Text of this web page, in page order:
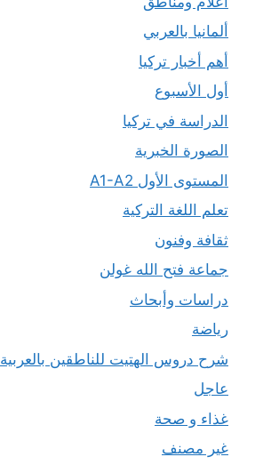
ألمانيا بالعربي
أهم أخبار تركيا
أول الأسبوع
الدراسة في تركيا
الصورة الخبرية
المستوى الأول A1-A2
تعلم اللغة التركية
ثقافة وفنون
جماعة فتح الله غولن
دراسات وأبحاث
رياضة
شرح دروس الهتيت للناطقين بالعربية
عاجل
غذاء و صحة
غير مصنف